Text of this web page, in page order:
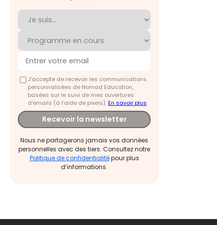
J'accepte de recevoir les communications
personnalisées de Nomad Education,
basées sur le suivi de mes ouvertures
d'emails (à l’aide de pixels).En savoir plus
Recevoir la newsletter
Nous ne partagerons jamais vos données
personnelles avec des tiers. Consultez notre
Politique de confidentialitépour plus
d’informations.